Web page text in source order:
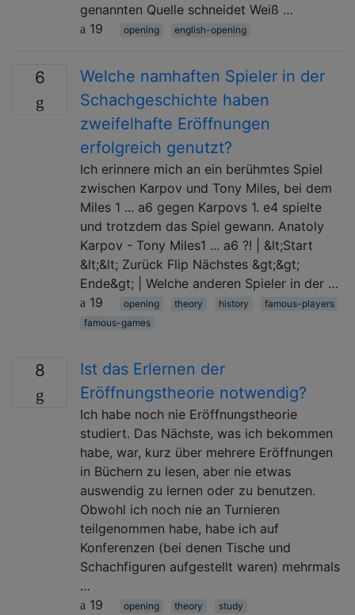
genannten Quelle schneidet Weiß …
19
opening english-opening
6
Welche namhaften Spieler in der
Schachgeschichte haben
zweifelhafte Eröffnungen
erfolgreich genutzt?
Ich erinnere mich an ein berühmtes Spiel
zwischen Karpov und Tony Miles, bei dem
Miles 1 ... a6 gegen Karpovs 1. e4 spielte
und trotzdem das Spiel gewann. Anatoly
Karpov - Tony Miles1 ... a6 ?! | &lt;Start
&lt;&lt; Zurück Flip Nächstes &gt;&gt;
Ende&gt; | Welche anderen Spieler in der …
19
opening theory history
famous-players
famous-games
8
Ist das Erlernen der
Eröffnungstheorie notwendig?
Ich habe noch nie Eröffnungstheorie
studiert. Das Nächste, was ich bekommen
habe, war, kurz über mehrere Eröffnungen
in Büchern zu lesen, aber nie etwas
auswendig zu lernen oder zu benutzen.
Obwohl ich noch nie an Turnieren
teilgenommen habe, habe ich auf
Konferenzen (bei denen Tische und
Schachfiguren aufgestellt waren) mehrmals
…
19
opening theory study